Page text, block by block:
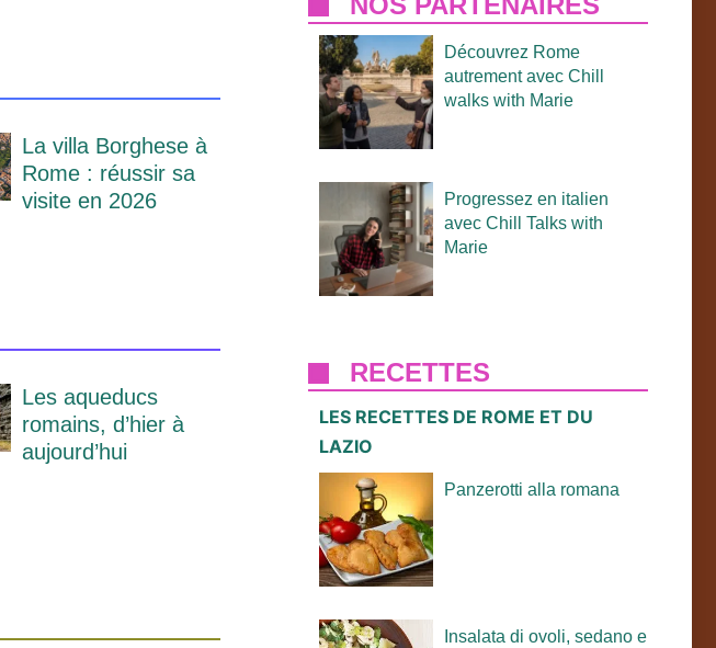
La villa Borghese à
Rome : réussir sa
visite en 2026
Les aqueducs
romains, d’hier à
aujourd’hui
Découvrez Rome
autrement avec Chill
walks with Marie
Progressez en italien
avec Chill Talks with
Marie
RECETTES
LES RECETTES DE ROME ET DU
LAZIO
Panzerotti alla romana
Insalata di ovoli, sedano e